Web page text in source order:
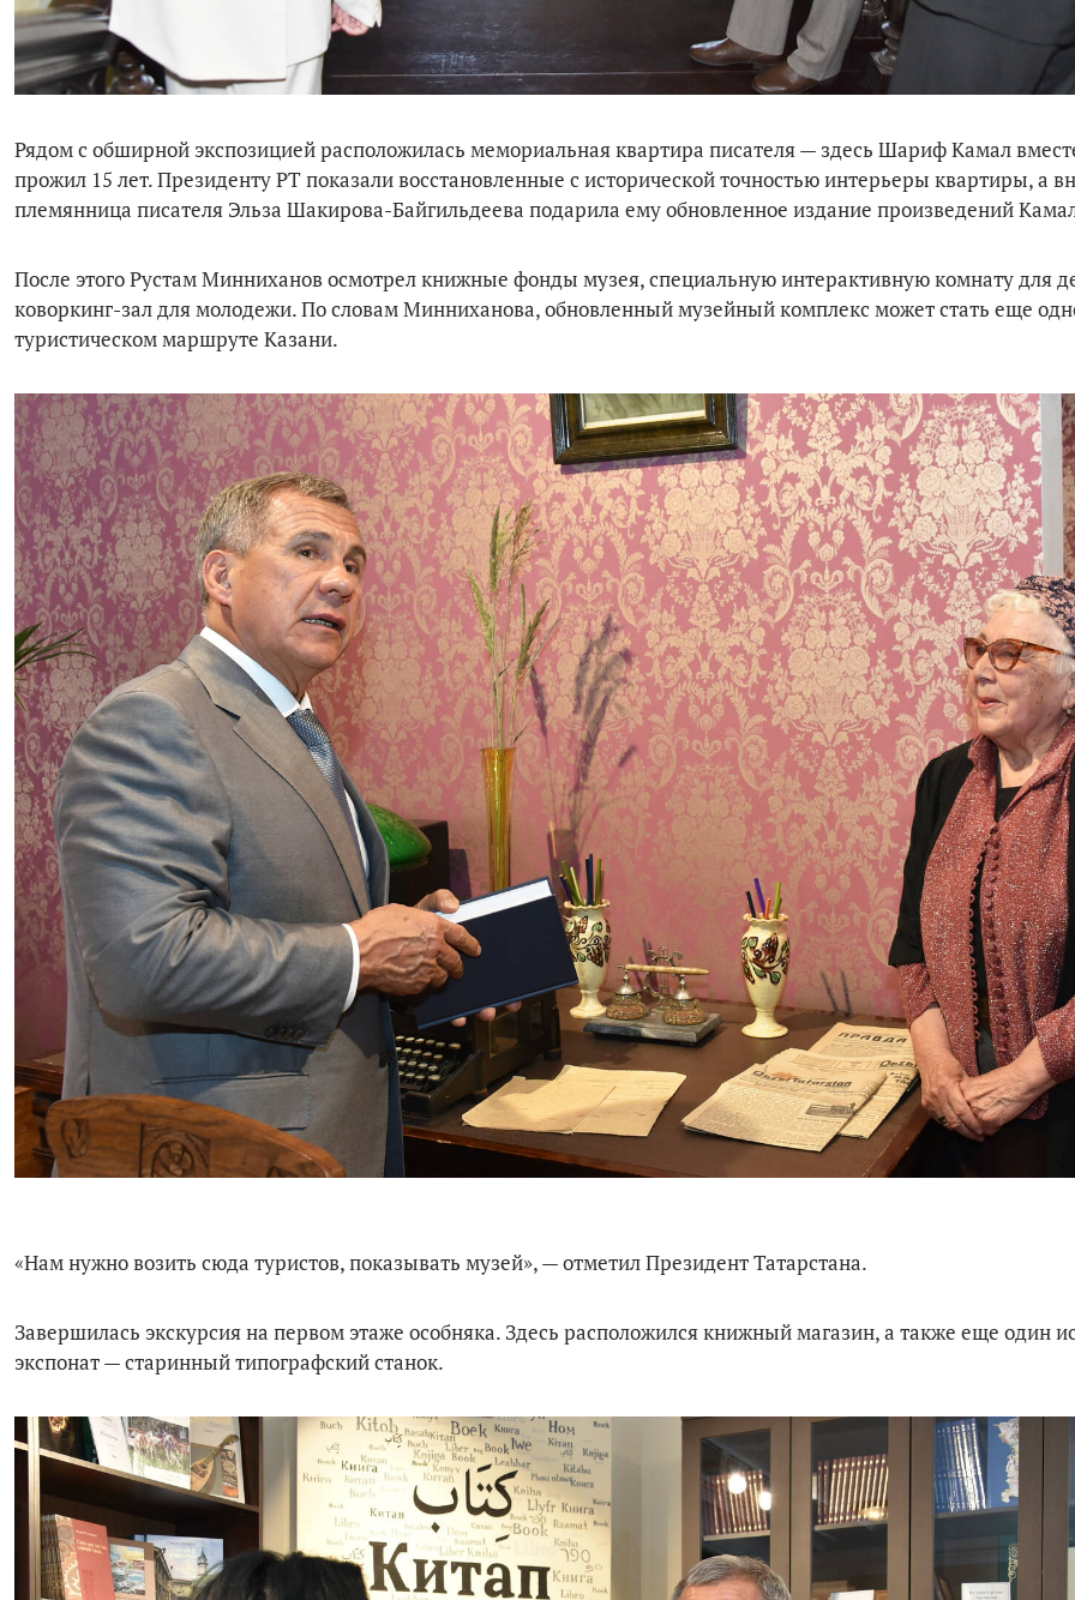
Рядом с обширной экспозицией расположилась мемориальная квартира писателя — здесь Шариф Камал
прожил 15 лет. Президенту РТ показали восстановленные с исторической точностью интерьеры квартиры, а
племянница писателя Эльза Шакирова-Байгильдеева подарила ему обновленное издание произведений
После этого Рустам Минниханов осмотрел книжные фонды музея, специальную интерактивную комнату для
коворкинг-зал для молодежи. По словам Минниханова, обновленный музейный комплекс может стать еще
туристическом маршруте Казани.
«Нам нужно возить сюда туристов, показывать музей», — отметил Президент Татарстана.
Завершилась экскурсия на первом этаже особняка. Здесь расположился книжный магазин, а также еще один
экспонат — старинный типографский станок.